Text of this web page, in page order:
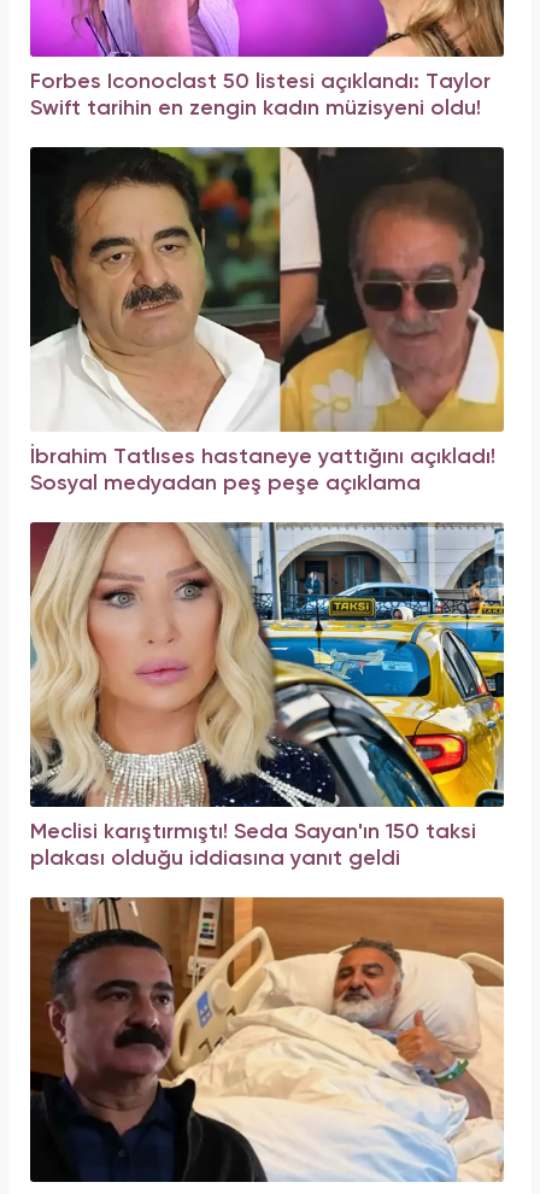
Forbes Iconoclast 50 listesi açıklandı: Taylor
Swift tarihin en zengin kadın müzisyeni oldu!
İbrahim Tatlıses hastaneye yattığını açıkladı!
Sosyal medyadan peş peşe açıklama
Meclisi karıştırmıştı! Seda Sayan'ın 150 taksi
plakası olduğu iddiasına yanıt geldi